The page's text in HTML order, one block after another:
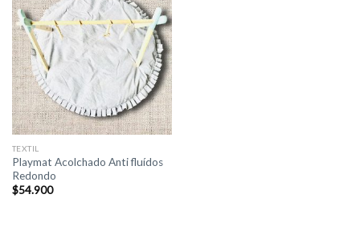
TEXTIL
Playmat Acolchado Anti fluídos
Redondo
$54.900